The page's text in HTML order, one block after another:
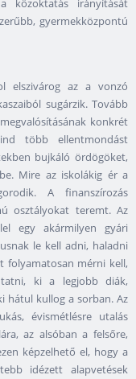
közoktatás irányítását
gyermekközpontú
elszivárog az a vonzó
sugárzik. Tovább
konkrét
több ellentmondást
bujkáló ördögöket,
Mire az iskolákig ér a
A finanszírozás
osztályokat teremt. Az
egy akármilyen gyári
le kell adni, haladni
folyamatosan mérni kell,
ki a legjobb diák,
hátul kullog a sorban. Az
évismétlésre utalás
az alsóban a felsőre,
képzelhető el, hogy a
idézett alapvetések